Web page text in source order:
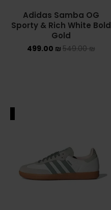
Adidas Samba OG
Sporty & Rich White Bold
Gold
549.00₪
499.00 ₪